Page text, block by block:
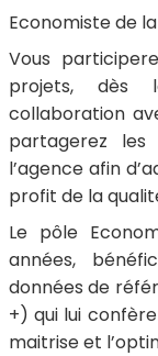
Economiste de
Vous
projets, dès
collaboration
partagerez
l’agence afin
profit de la
Le pôle
années,
données de
+) qui lui
maitrise et